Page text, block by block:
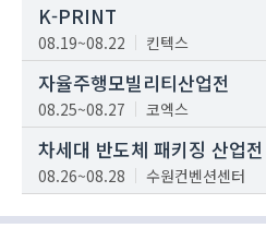
K-PRINT
08.19~08.22 킨텍스
자율주행모빌리티산업전
08.25~08.27 코엑스
차세대 반도체 패키징 산업전
08.26~08.28 수원컨벤션센터